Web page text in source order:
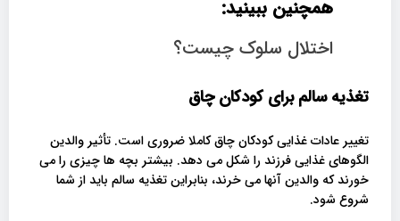
همچنین ببینید:
اختلال سلوک چیست؟
تغذیه سالم برای کودکان چاق
تغییر عادات غذایی کودکان چاق کاملا ضروری است. تأثیر والدین
الگوهای غذایی فرزند را شکل می دهد. بیشتر بچه ها چیزی را می
خورند که والدین آنها می خرند، بنابراین تغذیه سالم باید از شما
شروع شود.